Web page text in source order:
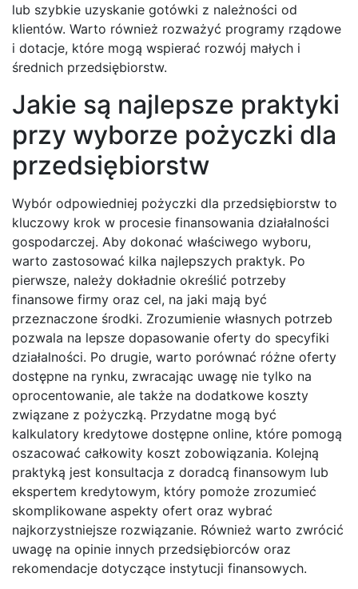
lub szybkie uzyskanie gotówki z należności od
klientów. Warto również rozważyć programy rządowe
i dotacje, które mogą wspierać rozwój małych i
średnich przedsiębiorstw.
Jakie są najlepsze praktyki
przy wyborze pożyczki dla
przedsiębiorstw
Wybór odpowiedniej pożyczki dla przedsiębiorstw to
kluczowy krok w procesie finansowania działalności
gospodarczej. Aby dokonać właściwego wyboru,
warto zastosować kilka najlepszych praktyk. Po
pierwsze, należy dokładnie określić potrzeby
finansowe firmy oraz cel, na jaki mają być
przeznaczone środki. Zrozumienie własnych potrzeb
pozwala na lepsze dopasowanie oferty do specyfiki
działalności. Po drugie, warto porównać różne oferty
dostępne na rynku, zwracając uwagę nie tylko na
oprocentowanie, ale także na dodatkowe koszty
związane z pożyczką. Przydatne mogą być
kalkulatory kredytowe dostępne online, które pomogą
oszacować całkowity koszt zobowiązania. Kolejną
praktyką jest konsultacja z doradcą finansowym lub
ekspertem kredytowym, który pomoże zrozumieć
skomplikowane aspekty ofert oraz wybrać
najkorzystniejsze rozwiązanie. Również warto zwrócić
uwagę na opinie innych przedsiębiorców oraz
rekomendacje dotyczące instytucji finansowych.